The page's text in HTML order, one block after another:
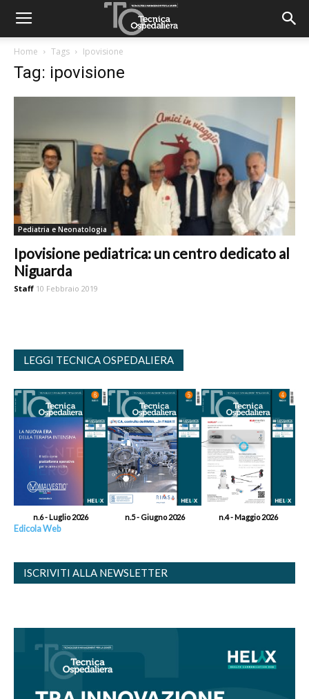
Home Tags Ipovisione
Tag: ipovisione
Pediatria e Neonatologia
Ipovisione pediatrica: un centro dedicato al
Niguarda
Staff 10 Febbraio 2019
LEGGI TECNICA OSPEDALIERA
n.6 - Luglio 2026 n.5 - Giugno 2026 n.4 - Maggio 2026
Edicola Web
ISCRIVITI ALLA NEWSLETTER